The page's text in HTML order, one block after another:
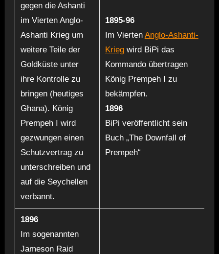
gegen die Ashanti
im Vierten Anglo-
Ashanti Krieg um
weitere Teile der
Goldküste unter
ihre Kontrolle zu
bringen (heutiges
Ghana). König
Prempeh I wird
gezwungen einen
Schutzvertrag zu
unterschreiben und
auf die Seychellen
verbannt.
1895-96
Im Vierten Anglo-Ashanti-
Kriegwird BiPi das
Kommando übertragen
König Prempeh I zu
bekämpfen.
1896
BiPi veröffentlicht sein
Buch „The Downfall of
Prempeh“
1896
Im sogenannten
Jameson Raid